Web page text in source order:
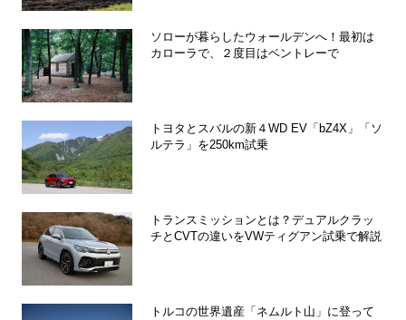
ソローが暮らしたウォールデンへ！最初は
カローラで、２度目はベントレーで
トヨタとスバルの新４WD EV「bZ4X」「ソ
ルテラ」を250km試乗
トランスミッションとは？デュアルクラッ
チとCVTの違いをVWティグアン試乗で解説
トルコの世界遺産「ネムルト山」に登って